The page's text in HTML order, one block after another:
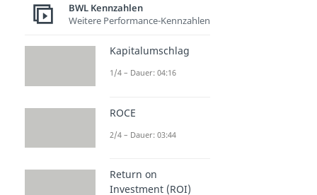
BWL Kennzahlen
Weitere Performance-Kennzahlen
Kapitalumschlag
1/4 – Dauer: 04:16
ROCE
2/4 – Dauer: 03:44
Return on
Investment (ROI)